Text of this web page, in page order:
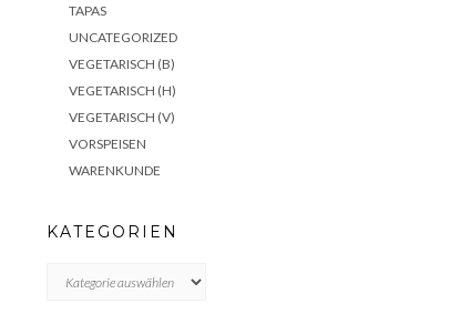
TAPAS
UNCATEGORIZED
VEGETARISCH (B)
VEGETARISCH (H)
VEGETARISCH (V)
VORSPEISEN
WARENKUNDE
KATEGORIEN